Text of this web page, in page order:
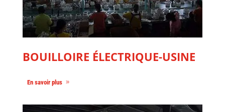
BOUILLOIRE ÉLECTRIQUE-USINE
En savoir plus